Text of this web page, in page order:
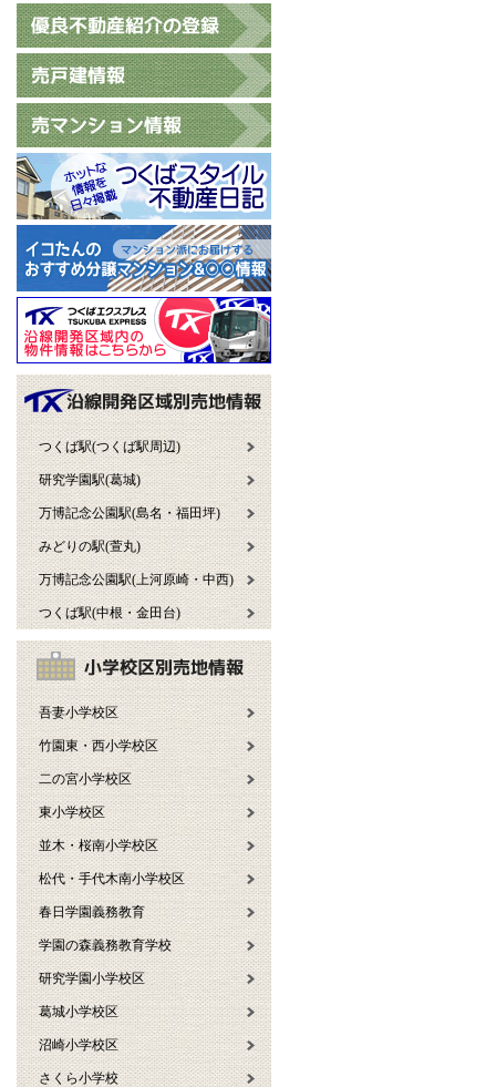
つくば駅(つくば駅周辺)
研究学園駅(葛城)
万博記念公園駅(島名・福田坪)
みどりの駅(萱丸)
万博記念公園駅(上河原崎・中西)
つくば駅(中根・金田台)
吾妻小学校区
竹園東・西小学校区
二の宮小学校区
東小学校区
並木・桜南小学校区
松代・手代木南小学校区
春日学園義務教育
学園の森義務教育学校
研究学園小学校区
葛城小学校区
沼崎小学校区
さくら小学校